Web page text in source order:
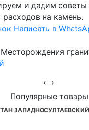
и дадим
на камень.
Написать в
Месторождения
‹ ›
Популярные товары
ЗАПАДНОСУЛТАЕВСКИЙ